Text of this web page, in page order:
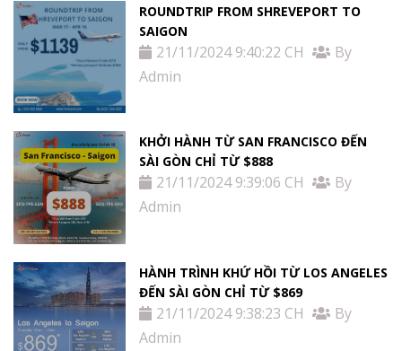
ROUNDTRIP FROM SHREVEPORT TO
SAIGON
21/11/2024 9:40:22 CH
By
Admin
KHỞI HÀNH TỪ SAN FRANCISCO ĐẾN
SÀI GÒN CHỈ TỪ $888
21/11/2024 9:39:06 CH
By
Admin
HÀNH TRÌNH KHỨ HỒI TỪ LOS ANGELES
ĐẾN SÀI GÒN CHỈ TỪ $869
21/11/2024 9:38:23 CH
By
Admin